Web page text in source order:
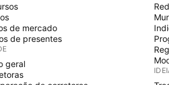
de mercado
de presentes
geral